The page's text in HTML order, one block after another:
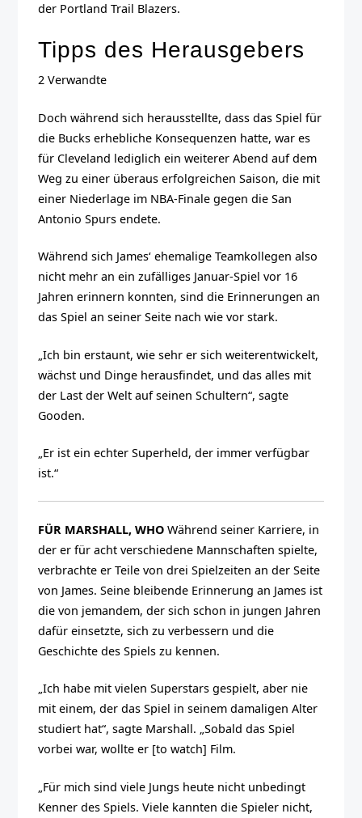
der Portland Trail Blazers.
Tipps des Herausgebers
2 Verwandte
Doch während sich herausstellte, dass das Spiel für
die Bucks erhebliche Konsequenzen hatte, war es
für Cleveland lediglich ein weiterer Abend auf dem
Weg zu einer überaus erfolgreichen Saison, die mit
einer Niederlage im NBA-Finale gegen die San
Antonio Spurs endete.
Während sich James‘ ehemalige Teamkollegen also
nicht mehr an ein zufälliges Januar-Spiel vor 16
Jahren erinnern konnten, sind die Erinnerungen an
das Spiel an seiner Seite nach wie vor stark.
„Ich bin erstaunt, wie sehr er sich weiterentwickelt,
wächst und Dinge herausfindet, und das alles mit
der Last der Welt auf seinen Schultern“, sagte
Gooden.
„Er ist ein echter Superheld, der immer verfügbar
ist.“
FÜR MARSHALL, WHO Während seiner Karriere, in
der er für acht verschiedene Mannschaften spielte,
verbrachte er Teile von drei Spielzeiten an der Seite
von James. Seine bleibende Erinnerung an James ist
die von jemandem, der sich schon in jungen Jahren
dafür einsetzte, sich zu verbessern und die
Geschichte des Spiels zu kennen.
„Ich habe mit vielen Superstars gespielt, aber nie
mit einem, der das Spiel in seinem damaligen Alter
studiert hat“, sagte Marshall. „Sobald das Spiel
vorbei war, wollte er [to watch] Film.
„Für mich sind viele Jungs heute nicht unbedingt
Kenner des Spiels. Viele kannten die Spieler nicht,